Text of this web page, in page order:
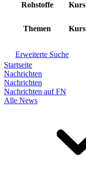
Rohstoffe Kurs
Themen Kurs
Erweiterte Suche
Startseite
Nachrichten
Nachrichten
Nachrichten auf FN
Alle News